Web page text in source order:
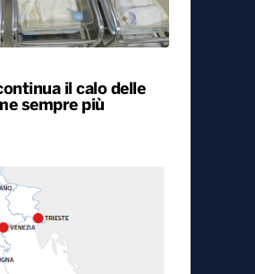
il calo delle
sempre più